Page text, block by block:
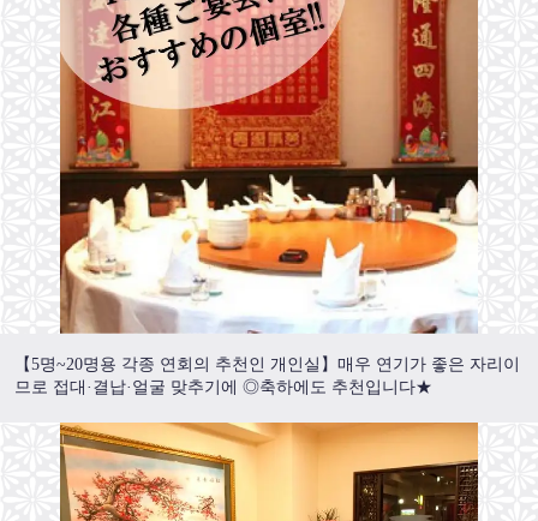
【5명~20명용 각종 연회의 추천인 개인실】매우 연기가 좋은 자리이
므로 접대·결납·얼굴 맞추기에 ◎축하에도 추천입니다★